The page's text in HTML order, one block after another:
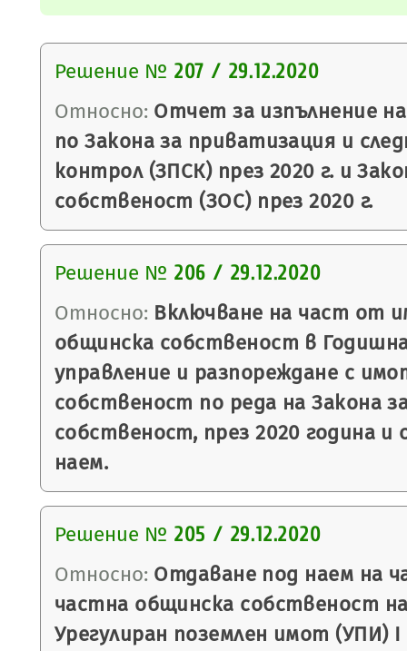
Решение № 207 / 29.12.2020
Относно: Отчет за изпълнение
по Закона за приватизация и
контрол (ЗПСК) през 2020 г. и
собственост (ЗОС) през 2020 г.
Решение № 206 / 29.12.2020
Относно: Включване на част от
общинска собственост в
управление и разпореждане с
собственост по реда на Закона
собственост, през 2020 година
наем.
Решение № 205 / 29.12.2020
Относно: Отдаване под наем на
частна общинска собственост
Урегулиран поземлен имот (УПИ)